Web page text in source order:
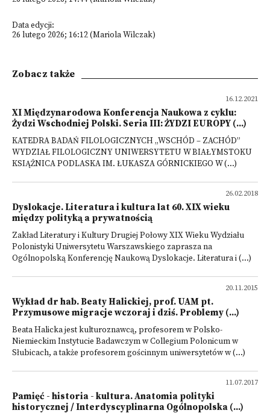
Data edycji:
26 lutego 2026; 16:12 (Mariola Wilczak)
Zobacz także
16.12.2021
XI Międzynarodowa Konferencja Naukowa z cyklu:
Żydzi Wschodniej Polski. Seria III: ŻYDZI EUROPY (...)
KATEDRA BADAŃ FILOLOGICZNYCH „WSCHÓD – ZACHÓD”
WYDZIAŁ FILOLOGICZNY UNIWERSYTETU W BIAŁYMSTOKU
KSIĄŻNICA PODLASKA IM. ŁUKASZA GÓRNICKIEGO W (...)
26.02.2018
Dyslokacje. Literatura i kultura lat 60. XIX wieku
między polityką a prywatnością
Zakład Literatury i Kultury Drugiej Połowy XIX Wieku Wydziału
Polonistyki Uniwersytetu Warszawskiego zaprasza na
Ogólnopolską Konferencję Naukową Dyslokacje. Literatura i (...)
20.11.2015
Wykład dr hab. Beaty Halickiej, prof. UAM pt.
Przymusowe migracje wczoraj i dziś. Problemy (...)
Beata Halicka jest kulturoznawcą, profesorem w Polsko-
Niemieckim Instytucie Badawczym w Collegium Polonicum w
Słubicach, a także profesorem gościnnym uniwersytetów w (...)
11.07.2017
Pamięć - historia - kultura. Anatomia polityki
historycznej / Interdyscyplinarna Ogólnopolska (...)